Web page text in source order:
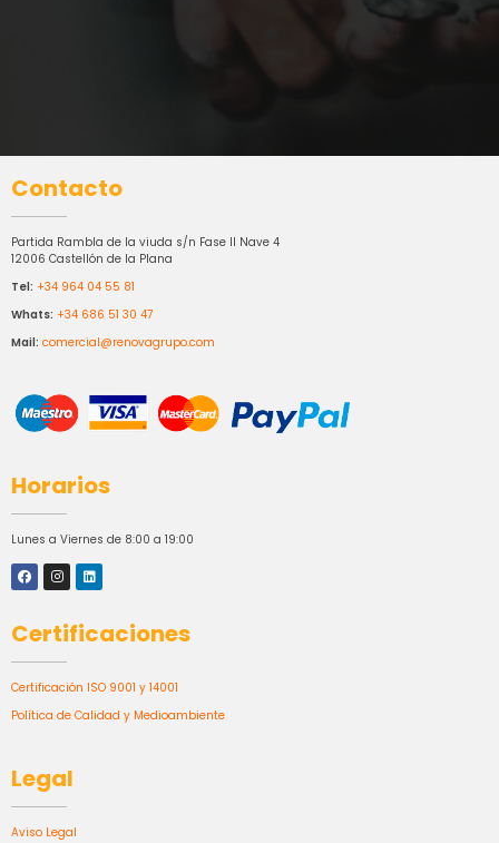
Contacto
Partida Rambla de la viuda s/n Fase II Nave 4
12006 Castellón de la Plana
Tel: +34 964 04 55 81
Whats: +34 686 51 30 47
Mail: comercial@renovagrupo.com
Horarios
Lunes a Viernes de 8:00 a 19:00
Certificaciones
Certificación ISO 9001 y 14001
Política de Calidad y Medioambiente
Legal
Aviso Legal